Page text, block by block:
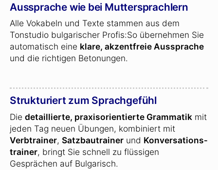
Aussprache wie bei Muttersprachlern
Alle Vokabeln und Texte stammen aus dem
Tonstudio bulgarischer Profis:So übernehmen Sie
automatisch eine klare, akzentfreie Aussprache
und die richtigen Betonungen.
Strukturiert zum Sprachgefühl
Die detaillierte, praxisorientierte Grammatik mit
jeden Tag neuen Übungen, kombiniert mit
Verbtrainer, Satzbautrainer und Konversations­
trainer, bringt Sie schnell zu flüssigen
Gesprächen auf Bulgarisch.